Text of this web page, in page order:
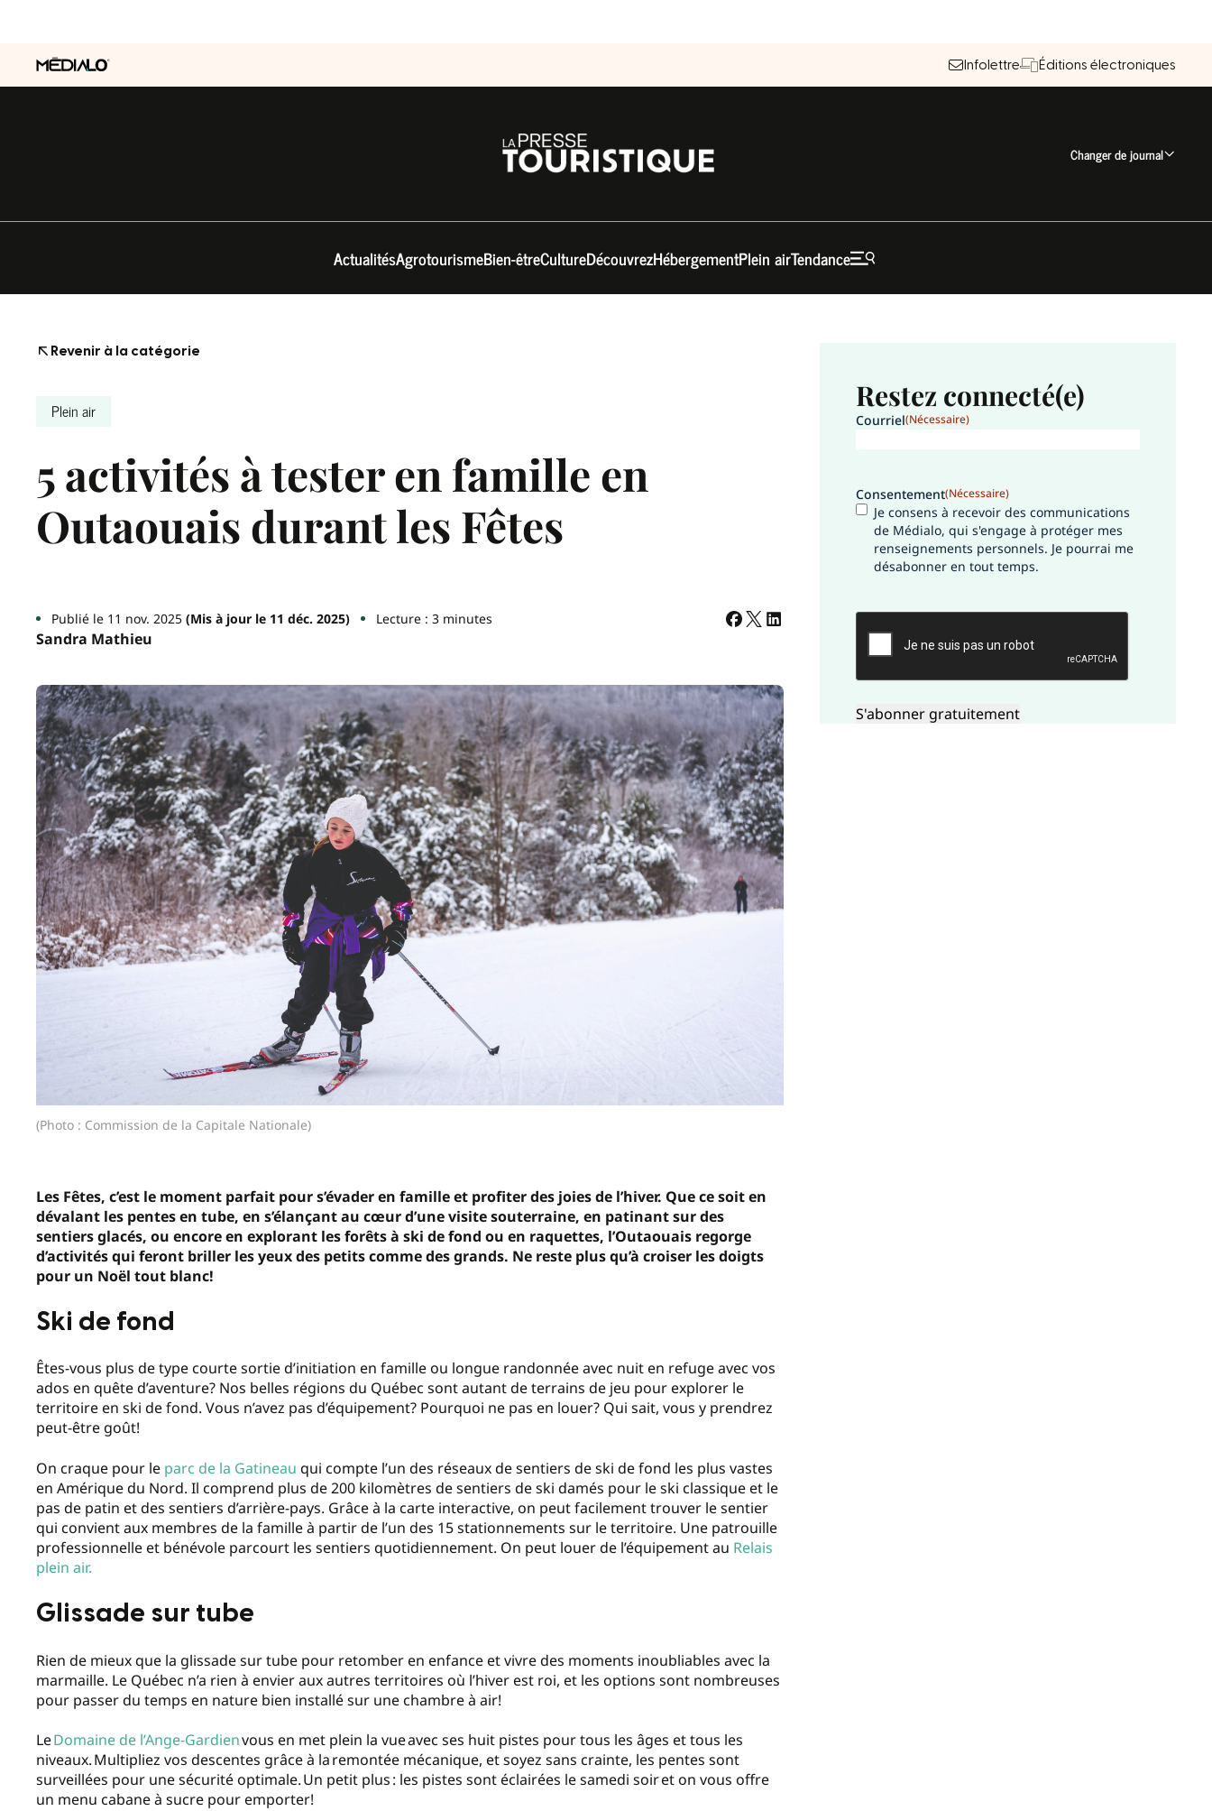
Infolettre Éditions électroniques
Changer de journal
ActualitésAgrotourismeBien-êtreCultureDécouvrezHébergementPlein airTendance
Revenir à la catégorie
Plein air
5 activités à tester en famille en
Outaouais durant les Fêtes
Publié le 11 nov. 2025(Mis à jour le 11 déc. 2025) Lecture : 3 minutes
Sandra Mathieu
(Photo : Commission de la Capitale Nationale)
Les Fêtes, c’est le moment parfait pour s’évader en famille et profiter des joies de l’hiver. Que ce soit en
dévalant les pentes en tube, en s’élançant au cœur d’une visite souterraine, en patinant sur des
sentiers glacés, ou encore en explorant les forêts à ski de fond ou en raquettes, l’Outaouais regorge
d’activités qui feront briller les yeux des petits comme des grands. Ne reste plus qu’à croiser les doigts
pour un Noël tout blanc!
Ski de fond
Êtes-vous plus de type courte sortie d’initiation en famille ou longue randonnée avec nuit en refuge avec vos
ados en quête d’aventure? Nos belles régions du Québec sont autant de terrains de jeu pour explorer le
territoire en ski de fond. Vous n’avez pas d’équipement? Pourquoi ne pas en louer? Qui sait, vous y prendrez
peut-être goût!
On craque pour le parc de la Gatineau qui compte l’un des réseaux de sentiers de ski de fond les plus vastes
en Amérique du Nord. Il comprend plus de 200 kilomètres de sentiers de ski damés pour le ski classique et le
pas de patin et des sentiers d’arrière-pays. Grâce à la carte interactive, on peut facilement trouver le sentier
qui convient aux membres de la famille à partir de l’un des 15 stationnements sur le territoire. Une patrouille
professionnelle et bénévole parcourt les sentiers quotidiennement. On peut louer de l’équipement au Relais
plein air.
Glissade sur tube
Rien de mieux que la glissade sur tube pour retomber en enfance et vivre des moments inoubliables avec la
marmaille. Le Québec n’a rien à envier aux autres territoires où l’hiver est roi, et les options sont nombreuses
pour passer du temps en nature bien installé sur une chambre à air!
LeDomaine de l’Ange-Gardienvous en met plein la vueavec ses huit pistes pour tous les âges et tous les
niveaux.Multipliez vos descentes grâce à laremontée mécanique, et soyez sans crainte, les pentes sont
surveillées pour une sécurité optimale.Un petit plus: les pistes sont éclairées le samedi soiret on vous offre
un menu cabane à sucre pour emporter!
Restez connecté(e)
Courriel(Nécessaire)
Consentement(Nécessaire)
Je consens à recevoir des communications
de Médialo, qui s'engage à protéger mes
renseignements personnels. Je pourrai me
désabonner en tout temps.
CAPTCHA